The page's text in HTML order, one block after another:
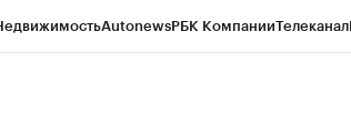
AutonewsРБК КомпанииТелеканал